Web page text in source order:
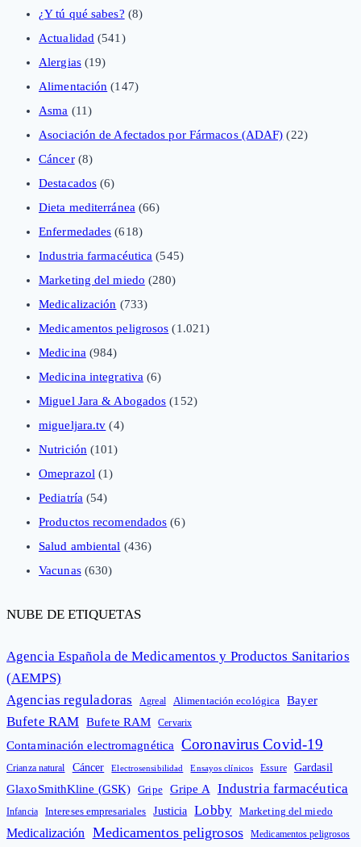
¿Y tú qué sabes? (8)
Actualidad (541)
Alergias(19)
Alimentación (147)
Asma (11)
Asociación de Afectados por Fármacos (ADAF) (22)
Cáncer(8)
Destacados (6)
Dieta mediterránea (66)
Enfermedades (618)
Industria farmacéutica (545)
Marketing del miedo (280)
Medicalización (733)
Medicamentos peligrosos (1.021)
Medicina (984)
Medicina integrativa (6)
Miguel Jara & Abogados (152)
migueljara.tv (4)
Nutrición (101)
Omeprazol (1)
Pediatría (54)
Productos recomendados (6)
Salud ambiental (436)
Vacunas(630)
NUBE DE ETIQUETAS
Agencia Española de Medicamentos y Productos Sanitarios
(AEMPS)
Agencias reguladoras
Agreal Alimentación ecológica Bayer
Bufete RAM Bufete RAM Cervarix
Contaminación electromagnética Coronavirus Covid-19
Crianza natural Cáncer Electrosensibilidad Ensayos clínicos Essure Gardasil
GlaxoSmithKline (GSK) Gripe Gripe A Industria farmacéutica
Infancia Intereses empresariales Justicia Lobby Marketing del miedo
Medicalización Medicamentos peligrosos Medicamentos peligrosos